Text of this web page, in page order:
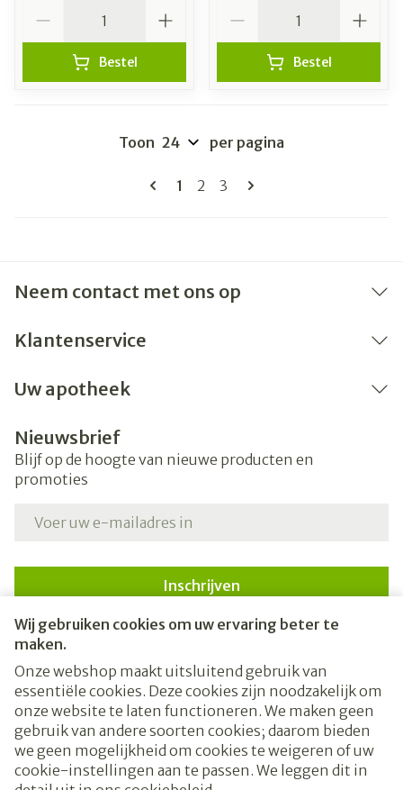
Wij gebruiken cookies om uw ervaring beter te
maken.
Onze webshop maakt uitsluitend gebruik van
essentiële cookies. Deze cookies zijn noodzakelijk om
onze website te laten functioneren. We maken geen
gebruik van andere soorten cookies; daarom bieden
we geen mogelijkheid om cookies te weigeren of uw
cookie-instellingen aan te passen. We leggen dit in
Bestel Bestel
Pagina's
U lees momenteel pagina
1 Pagina
2 Pagina
3
Toon per pagina
Neem contact met ons op
Klantenservice
Uw apotheek
Nieuwsbrief
Blijf op de hoogte van nieuwe producten en
promoties
Inschrijven
Door op inschrijven te klikken, schrijft u zich in voor onze
nieuwsbrief en gaat u akkoord met onze
Juridische links